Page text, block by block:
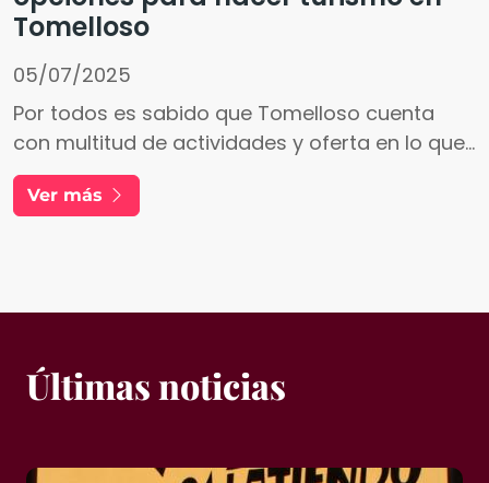
Tomelloso
05/07/2025
Por todos es sabido que Tomelloso cuenta
con multitud de actividades y oferta en lo que
a turismo se refiere para los visitantes de la
ciudad. El enoturismo y las cuevas de
Ver más
Últimas noticias